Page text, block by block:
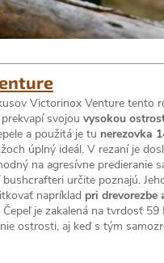
Victorinox Venture tento
svojou vysokou
a použitá je tu nerezovka
úplný ideál. V rezaní je
na agresívne predieranie
bushcrafteri určite poznajú.
napríklad pri drevorezbe
Čepeľ je zakalená na tvrdosť 59
ostrosti, aj keď s tým